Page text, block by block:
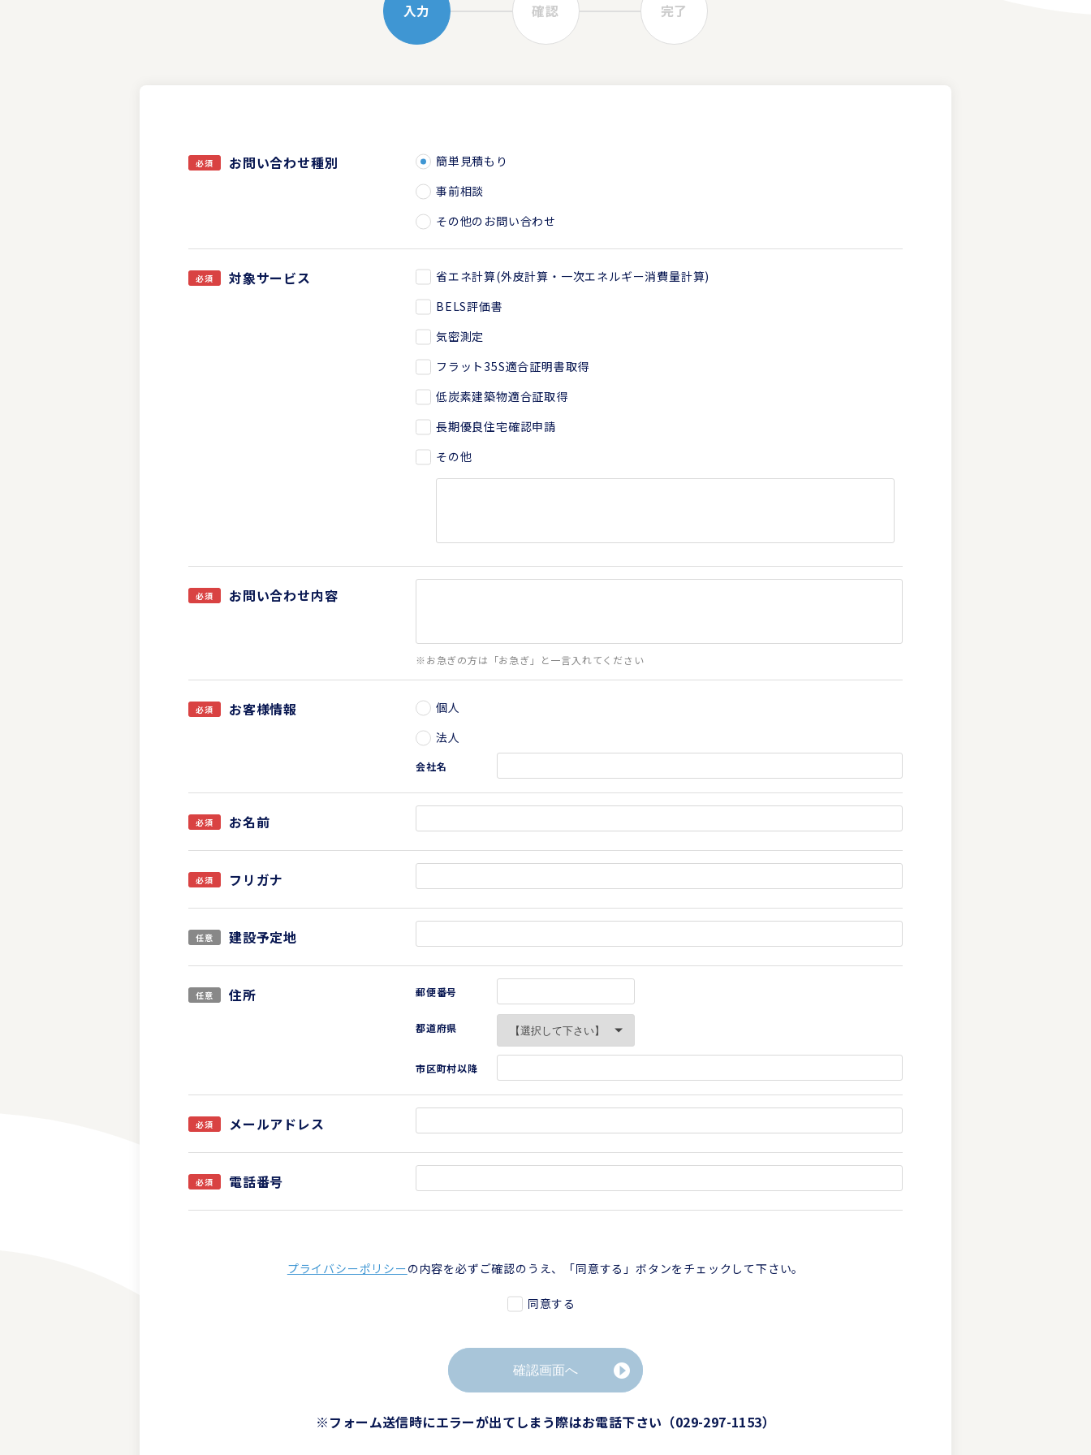
入力 確認 完了
お問い合わせ種別
簡単見積もり
事前相談
その他のお問い合わせ
対象サービス
省エネ計算(外皮計算・一次エネルギー消費量計算)
BELS評価書
気密測定
フラット35S適合証明書取得
低炭素建築物適合証取得
長期優良住宅確認申請
その他
お問い合わせ内容
※お急ぎの方は「お急ぎ」と一言入れてください
お客様情報
個人
法人
会社名
お名前
フリガナ
建設予定地
住所 郵便番号
都道府県
市区町村以降
メールアドレス
電話番号
プライバシーポリシーの内容を必ずご確認のうえ、「同意する」ボタンをチェックして下さい。
同意する
確認画面へ
※フォーム送信時にエラーが出てしまう際はお電話下さい （029-297-1153）